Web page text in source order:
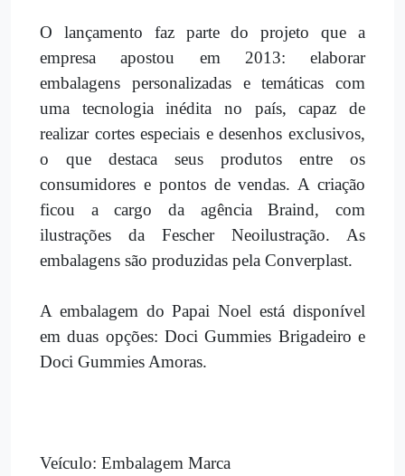
O lançamento faz parte do projeto que a
empresa apostou em 2013: elaborar
embalagens personalizadas e temáticas com
uma tecnologia inédita no país, capaz de
realizar cortes especiais e desenhos exclusivos,
o que destaca seus produtos entre os
consumidores e pontos de vendas. A criação
ficou a cargo da agência Braind, com
ilustrações da Fescher Neoilustração. As
embalagens são produzidas pela Converplast.
A embalagem do Papai Noel está disponível
em duas opções: Doci Gummies Brigadeiro e
Doci Gummies Amoras.
Veículo: Embalagem Marca